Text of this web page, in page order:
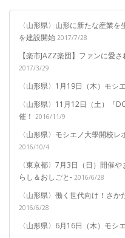
〈山形県〉山形に新たな産業
を建設開始 2017/7/28
【楽市JAZZ楽団】ファンに愛
2017/3/29
〈山形県〉1月19日（木）モシ
〈山形県〉11月12日（土）『
催！ 2016/11/9
〈山形県〉モシエノ大學開校
2016/10/4
〈東京都〉7月3日（日）開催
らし＆おしごと- 2016/6/28
〈山形県〉働く世代向け！さ
2016/6/28
〈山形県〉6月16日（木）モシ